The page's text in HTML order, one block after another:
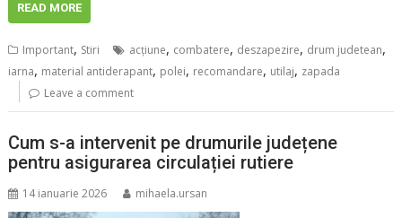
READ MORE
Important, Stiri acţiune, combatere, deszapezire, drum judetean,
iarna, material antiderapant, polei, recomandare, utilaj, zapada
Leave a comment
Cum s-a intervenit pe drumurile județene
pentru asigurarea circulației rutiere
14 ianuarie 2026 mihaela.ursan